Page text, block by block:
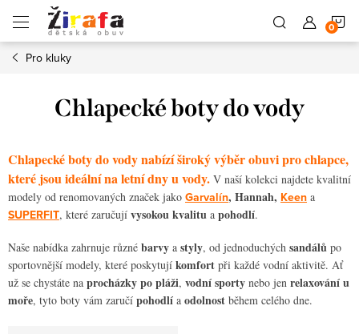
obsah
Pro kluky
Chlapecké boty do vody
Chlapecké boty do vody nabízí široký výběr obuvi pro chlapce,
které jsou ideální na letní dny u vody. V naší kolekci najdete kvalitní
modely od renomovaných značek jako Garvalín, Hannah, Keen a
SUPERFIT, které zaručují vysokou kvalitu a pohodlí.
Naše nabídka zahrnuje různé barvy a styly, od jednoduchých sandálů po
sportovnější modely, které poskytují komfort při každé vodní aktivitě. Ať
už se chystáte na procházky po pláži, vodní sporty nebo jen relaxování u
moře, tyto boty vám zaručí pohodlí a odolnost během celého dne.